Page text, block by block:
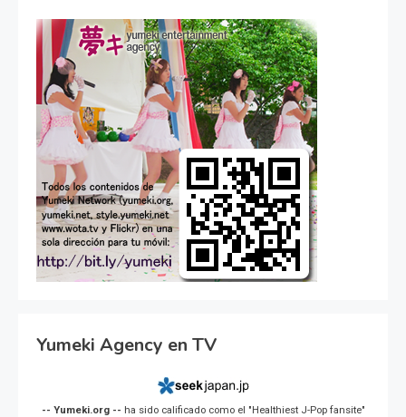
Yumeki Agency en TV
-- Yumeki.org -- ha sido calificado como el "Healthiest J-Pop fansite"